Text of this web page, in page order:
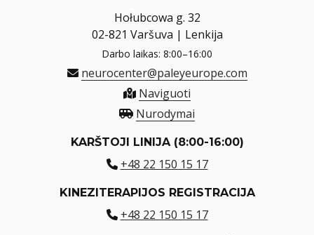
Hołubcowa g. 32
02-821 Varšuva | Lenkija
Darbo laikas: 8:00–16:00
neurocenter@paleyeurope.com
Naviguoti
Nurodymai
KARŠTOJI LINIJA (8:00-16:00)
+48 22 150 15 17
KINEZITERAPIJOS REGISTRACIJA
+48 22 150 15 17